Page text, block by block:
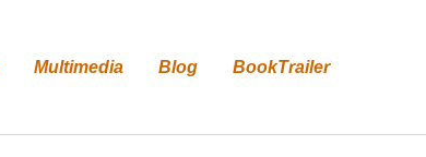
Multimedia Blog BookTrailer